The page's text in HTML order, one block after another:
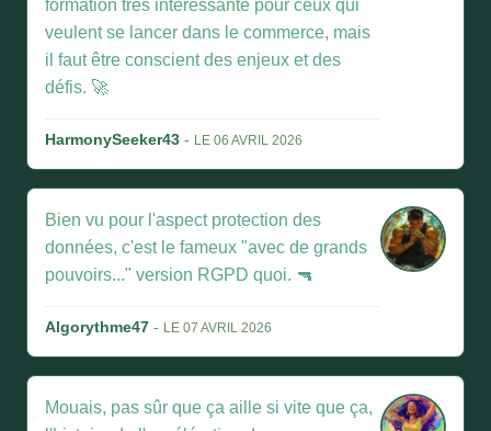
formation très intéressante pour ceux qui
veulent se lancer dans le commerce, mais
il faut être conscient des enjeux et des
défis. 🚀
HarmonySeeker43 - LE 06 AVRIL 2026
Bien vu pour l'aspect protection des
données, c'est le fameux "avec de grands
pouvoirs..." version RGPD quoi. 🔫
Algorythme47 - LE 07 AVRIL 2026
Mouais, pas sûr que ça aille si vite que ça,